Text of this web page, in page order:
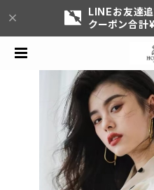
LINEお友達追
クーポン合計